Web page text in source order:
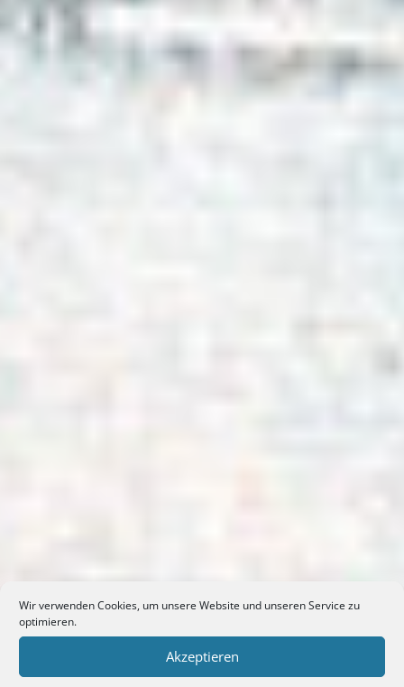
Wir verwenden Cookies, um unsere Website und unseren Service zu
optimieren.
Akzeptieren